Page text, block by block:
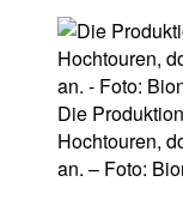
Die
Hochtouren,
an. – Foto: